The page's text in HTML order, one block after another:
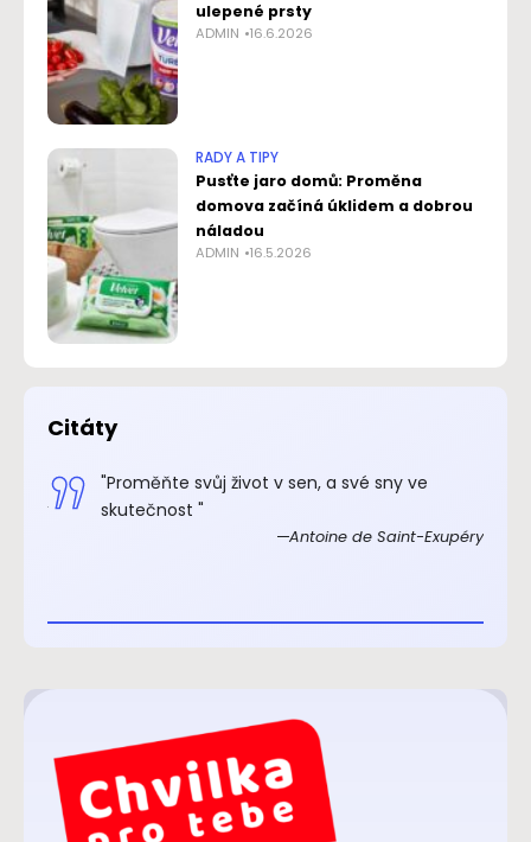
ulepené prsty
ADMIN 16.6.2026
RADY A TIPY
Pusťte jaro domů: Proměna
domova začíná úklidem a dobrou
náladou
ADMIN 16.5.2026
Citáty
"Proměňte svůj život v sen, a své sny ve
skutečnost "
Antoine de Saint-Exupéry